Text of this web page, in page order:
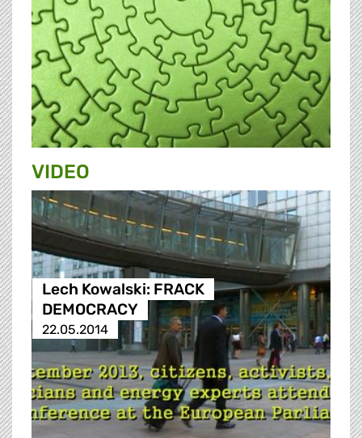
VIDEO
Lech Kowalski: FRACK
DEMOCRACY
22.05.2014